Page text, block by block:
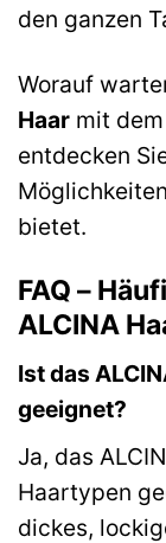
den ganzen
Worauf
Haar mit
entdecken
bietet.
FAQ –
ALCINA
Ist das
geeignet?
Ja, das
Haartypen
dickes,